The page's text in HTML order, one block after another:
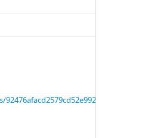
BIZOTTSÁGOK, 1945–1990
1989–2014